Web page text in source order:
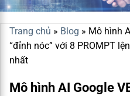
Trang chủ » Blog » Mô hình
“đỉnh nóc” với 8 PROMPT
nhất
Mô hình AI Google